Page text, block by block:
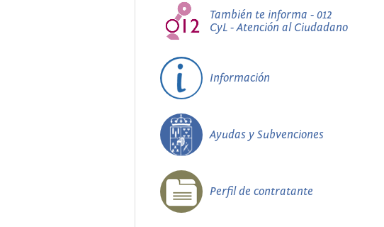
También te informa - 012
CyL - Atención al Ciudadano
Información
Ayudas y Subvenciones
Perfil de contratante